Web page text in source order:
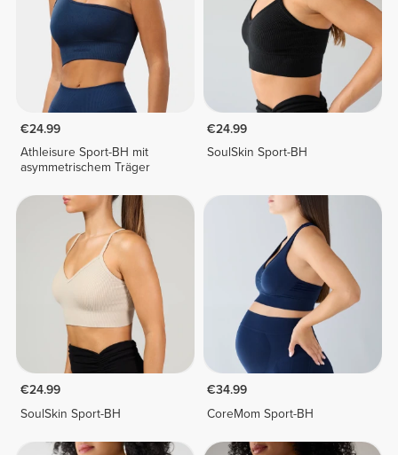
€24.99
Athleisure Sport-BH mit
asymmetrischem Träger
€24.99
SoulSkin Sport-BH
€24.99
SoulSkin Sport-BH
€34.99
CoreMom Sport-BH